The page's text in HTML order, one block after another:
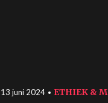
13 juni 2024 ETHIEK &